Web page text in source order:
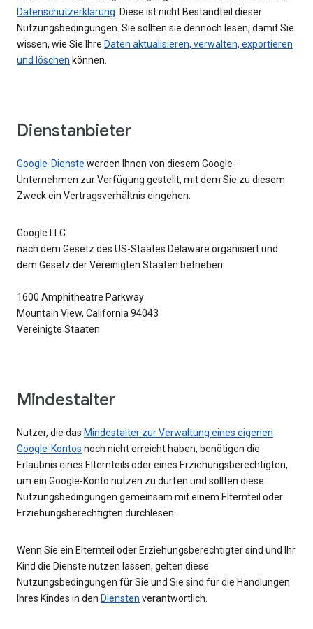
Datenschutzerklärung. Diese ist nicht Bestandteil dieser
Nutzungsbedingungen. Sie sollten sie dennoch lesen, damit Sie
wissen, wie Sie Ihre Daten aktualisieren, verwalten, exportieren
und löschen können.
Dienstanbieter
Google-Dienste werden Ihnen von diesem Google-
Unternehmen zur Verfügung gestellt, mit dem Sie zu diesem
Zweck ein Vertragsverhältnis eingehen:
Google LLC
nach dem Gesetz des US-Staates Delaware organisiert und
dem Gesetz der Vereinigten Staaten betrieben
1600 Amphitheatre Parkway
Mountain View, California 94043
Vereinigte Staaten
Mindestalter
Nutzer, die das Mindestalter zur Verwaltung eines eigenen
Google-Kontos noch nicht erreicht haben, benötigen die
Erlaubnis eines Elternteils oder eines Erziehungsberechtigten,
um ein Google-Konto nutzen zu dürfen und sollten diese
Nutzungsbedingungen gemeinsam mit einem Elternteil oder
Erziehungsberechtigten durchlesen.
Wenn Sie ein Elternteil oder Erziehungsberechtigter sind und Ihr
Kind die Dienste nutzen lassen, gelten diese
Nutzungsbedingungen für Sie und Sie sind für die Handlungen
Ihres Kindes in den Diensten verantwortlich.